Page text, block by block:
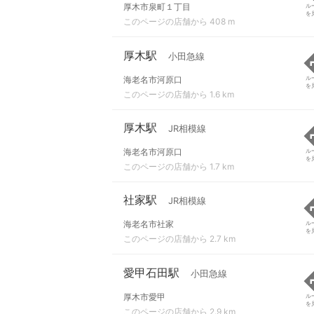
厚木市泉町１丁目
このページの店舗から 408 m
ル
を
厚木駅 小田急線
海老名市河原口
このページの店舗から 1.6 km
ル
を
厚木駅 JR相模線
海老名市河原口
このページの店舗から 1.7 km
ル
を
社家駅 JR相模線
海老名市社家
このページの店舗から 2.7 km
ル
を
愛甲石田駅 小田急線
厚木市愛甲
このページの店舗から 2.9 km
ル
を